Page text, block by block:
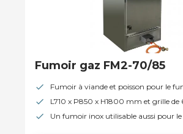
Fumoir gaz FM2-70/85
Fumoir à viande et poisson pour le
L710 x P850 x H1800 mm et grille
Un fumoir inox utilisable aussi pour